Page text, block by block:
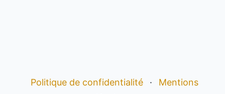
Politique de confidentialité ·
Mentions